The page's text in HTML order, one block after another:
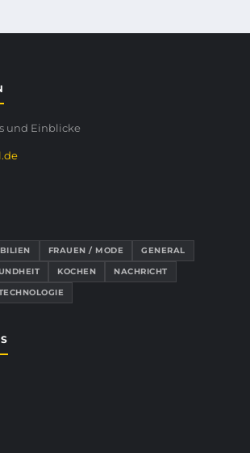
und Einblicke
FRAUEN / MODE
GENERAL
KOCHEN
NACHRICHT